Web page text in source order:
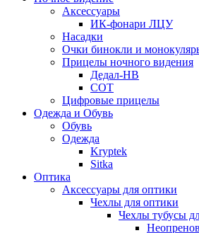
Аксессуары
ИК-фонари ЛЦУ
Насадки
Очки бинокли и
Прицелы ночного видения
Дедал-НВ
СОТ
Цифровые прицелы
Одежда и Обувь
Обувь
Одежда
Kryptek
Sitka
Оптика
Аксессуары для оптики
Чехлы для оптики
Чехлы тубусы